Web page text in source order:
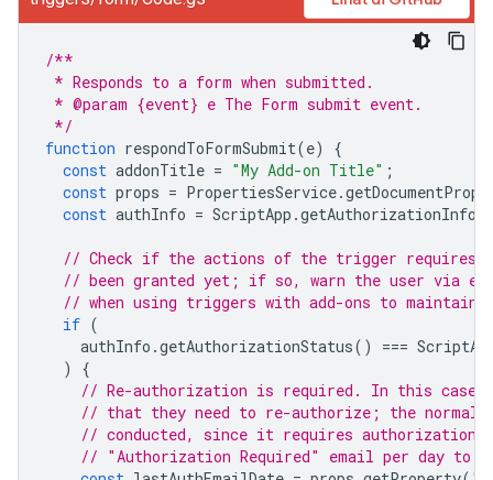
/**
* Responds to a form when submitted.
* @param {event} e The Form submit event.
*/
function respondToFormSubmit(e)
{
const addonTitle = "My Add-on Title" ;
const props = PropertiesService.
const authInfo = ScriptApp .getAuthorizationInfo
// Check if the actions of the trigger requires
// been granted yet; if so, warn the user via
// when using triggers with add-ons to
if (
authInfo .getAuthorizationStatus() ===
)
{
// Re-authorization is required. In this case,
// that they need to re-authorize; the
// conducted, since it requires authorization
// "Authorization Required" email per day to